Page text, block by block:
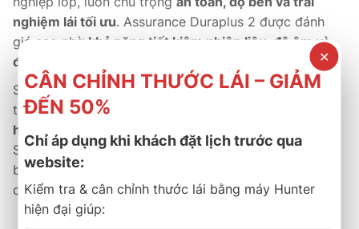
nghiệm lái tối ưu. Assurance Duraplus 2 được đánh
giá cao nhờ khả năng tiết kiệm nhiên liệu, độ êm và
độ bám đường vượt trội
Sản phẩm có giá thành cạnh tranh, dễ dàng tìm mua
tại hệ thốngđại lý B-Select toàn quốc
hành chính hãng 5 năm
So với các dòng lốp cùng phân khúc, Duraplus 2 nổi
bật bởiđộ bền cao gấp đôi
dụng dài hạn.
✕
CÂN CHỈNH THƯỚC LÁI – GIẢM
ĐẾN 50%
Chỉ áp dụng khi khách đặt lịch trước qua
website:
Kiểm tra & cân chỉnh thước lái bằng máy Hunter
hiện đại giúp: